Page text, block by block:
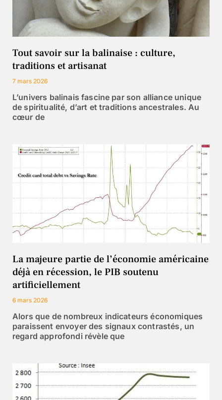
Tout savoir sur la balinaise : culture,
traditions et artisanat
7 mars 2026
L’univers balinais fascine par son alliance unique
de spiritualité, d’art et traditions ancestrales. Au
cœur de
La majeure partie de l’économie américaine
déjà en récession, le PIB soutenu
artificiellement
6 mars 2026
Alors que de nombreux indicateurs économiques
paraissent envoyer des signaux contrastés, un
regard approfondi révèle que